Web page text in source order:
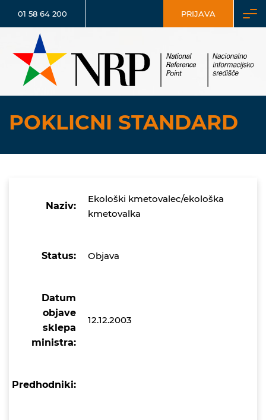
01 58 64 200 PRIJAVA
POKLICNI STANDARD
Naziv:
Ekološki kmetovalec/ekološka
kmetovalka
Status: Objava
Datum
objave
sklepa
ministra:
12.12.2003
Predhodniki: